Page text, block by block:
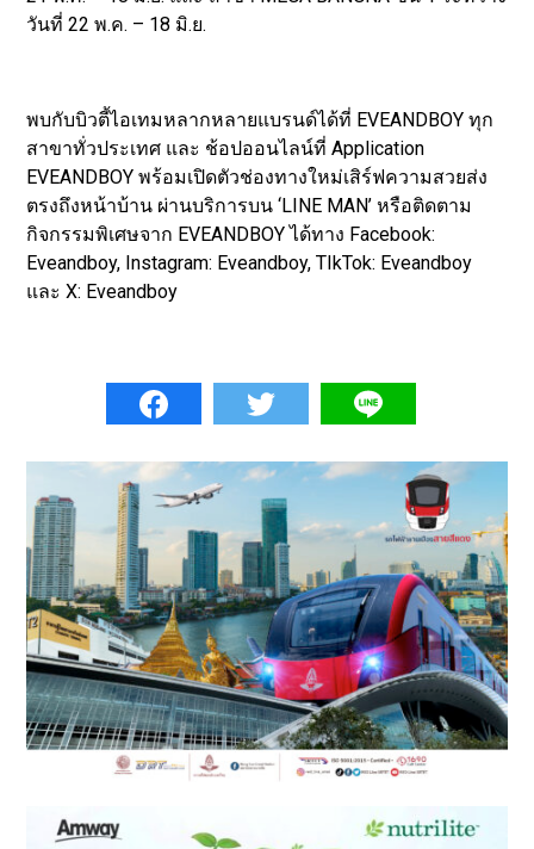
วันที่ 22 พ.ค. – 18 มิ.ย.
พบกับบิวตี้ไอเทมหลากหลายแบรนด์ได้ที่ EVEANDBOY ทุก
สาขาทั่วประเทศ และ ช้อปออนไลน์ที่ Application
EVEANDBOY พร้อมเปิดตัวช่องทางใหม่เสิร์ฟความสวยส่ง
ตรงถึงหน้าบ้าน ผ่านบริการบน ‘LINE MAN’ หรือติดตาม
กิจกรรมพิเศษจาก EVEANDBOY ได้ทาง Facebook:
Eveandboy, Instagram: Eveandboy, TIkTok: Eveandboy
และ X: Eveandboy